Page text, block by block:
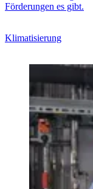
Förderungen es gibt.
Klimatisierung